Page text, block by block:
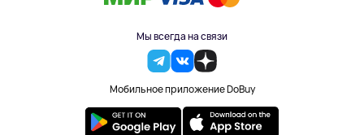
Мы всегда на связи
Мобильное приложение DoBuy